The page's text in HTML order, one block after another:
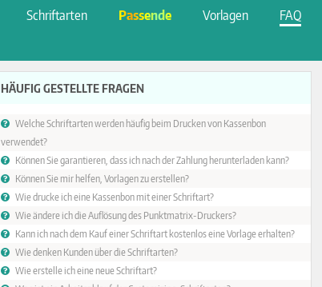
Schriftarten Passende Vorlagen FAQ
HÄUFIG GESTELLTE FRAGEN
Welche Schriftarten werden häufig beim Drucken von Kassenbon
verwendet?
Können Sie garantieren, dass ich nach der Zahlung herunterladen kann?
Können Sie mir helfen, Vorlagen zu erstellen?
Wie drucke ich eine Kassenbon mit einer Schriftart?
Wie ändere ich die Auflösung des Punktmatrix-Druckers?
Kann ich nach dem Kauf einer Schriftart kostenlos eine Vorlage erhalten?
Wie denken Kunden über die Schriftarten?
Wie erstelle ich eine neue Schriftart?